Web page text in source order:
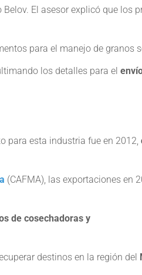
El asesor explicó que los
para el manejo de granos
los detalles para el
para esta industria fue en 2012,
(CAFMA), las exportaciones en
de cosechadoras y
destinos en la región del